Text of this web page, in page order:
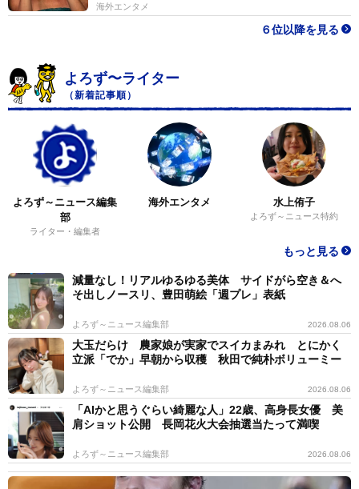
海外エンタメ
６位以降を見る
よろず〜ライター
（新着記事順）
よろず～ニュース編集
部
ライター・編集者
海外エンタメ 水上侑子
よろず～ニュース特約
もっと見る
減量なし！リアルゆるゆる美体 サイドがら空き＆へ
そ出しノースリ、豊田萌絵「週プレ」表紙
よろず～ニュース編集部 2026.08.06
大玉だらけ 農家娘が実家でスイカまみれ とにかく
立派「でか」早朝から収穫 秋田で純朴ボリューミー
よろず～ニュース編集部 2026.08.06
「AIかと思うぐらい綺麗な人」22歳、高身長女優 美
肩ショット公開 長岡花火大会抽選当たって満喫
よろず～ニュース編集部 2026.08.06